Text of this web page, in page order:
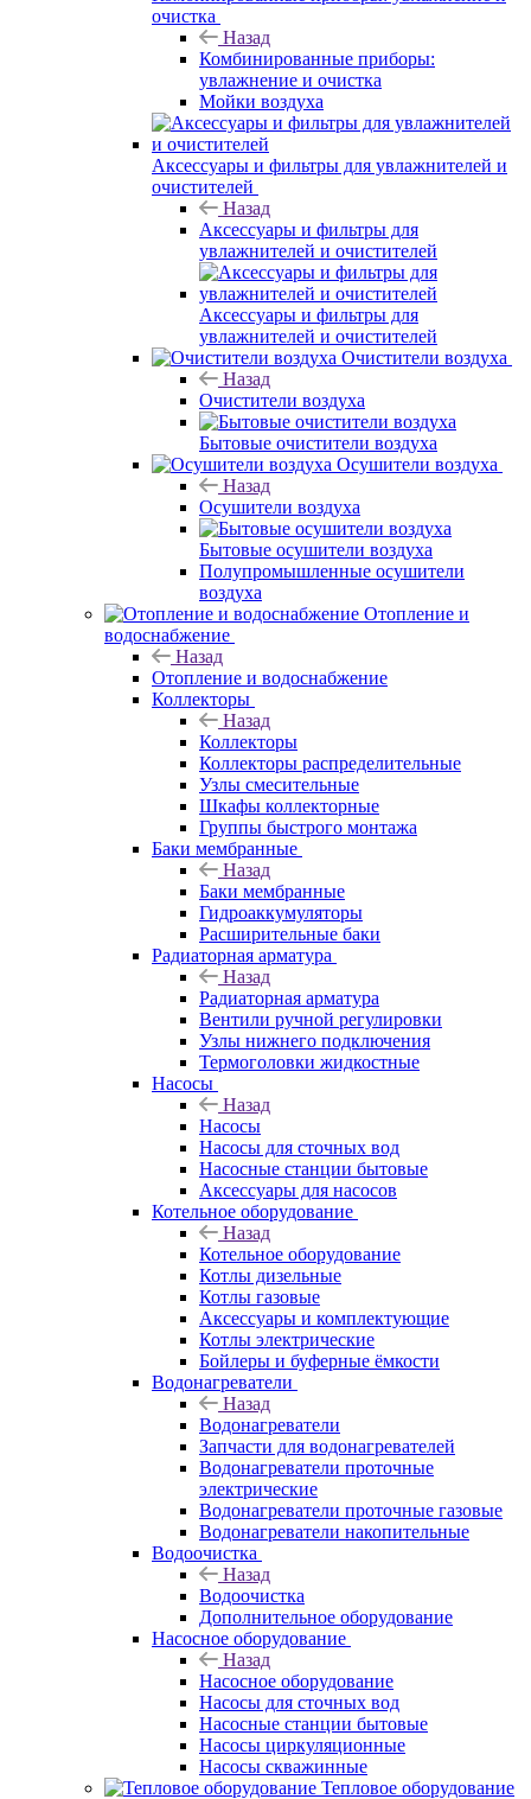
очистка
Назад
Комбинированные приборы:
увлажнение и очистка
Мойки воздуха
Аксессуары и фильтры для увлажнителей и
очистителей
Назад
Аксессуары и фильтры для
увлажнителей и очистителей
Аксессуары и фильтры для
увлажнителей и очистителей
Очистители воздуха
Назад
Очистители воздуха
Бытовые очистители воздуха
Осушители воздуха
Назад
Осушители воздуха
Бытовые осушители воздуха
Полупромышленные осушители
воздуха
Отопление и
водоснабжение
Назад
Отопление и водоснабжение
Коллекторы
Назад
Коллекторы
Коллекторы распределительные
Узлы смесительные
Шкафы коллекторные
Группы быстрого монтажа
Баки мембранные
Назад
Баки мембранные
Гидроаккумуляторы
Расширительные баки
Радиаторная арматура
Назад
Радиаторная арматура
Вентили ручной регулировки
Узлы нижнего подключения
Термоголовки жидкостные
Насосы
Назад
Насосы
Насосы для сточных вод
Насосные станции бытовые
Аксессуары для насосов
Котельное оборудование
Назад
Котельное оборудование
Котлы дизельные
Котлы газовые
Аксессуары и комплектующие
Котлы электрические
Бойлеры и буферные ёмкости
Водонагреватели
Назад
Водонагреватели
Запчасти для водонагревателей
Водонагреватели проточные
электрические
Водонагреватели проточные газовые
Водонагреватели накопительные
Водоочистка
Назад
Водоочистка
Дополнительное оборудование
Насосное оборудование
Назад
Насосное оборудование
Насосы для сточных вод
Насосные станции бытовые
Насосы циркуляционные
Насосы скважинные
Тепловое оборудование